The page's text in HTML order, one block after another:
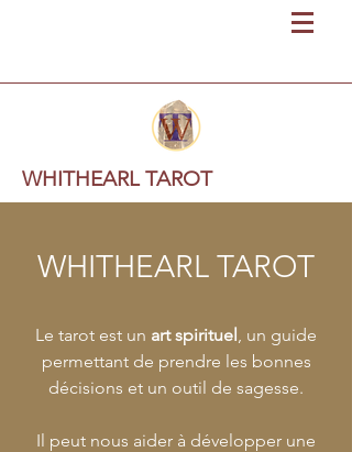
WHITHEARL TAROT
WHITHEARL TAROT
Le tarot est un art spirituel, un guide
permettant de prendre les bonnes
décisions et un outil de sagesse.
Il peut nous aider à développer une